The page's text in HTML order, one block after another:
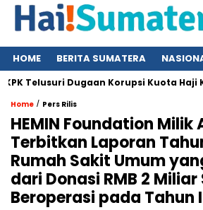
HOME BERITA SUMATERA
Dugaan Korupsi Kuota Haji
Home / Pers Rilis
HEMIN Foundation Milik
Terbitkan Laporan
Rumah Sakit Umum
dari Donasi RMB 2 Miliar
Beroperasi pada Tahun